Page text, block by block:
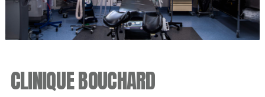
CLINIQUE BOUCHARD